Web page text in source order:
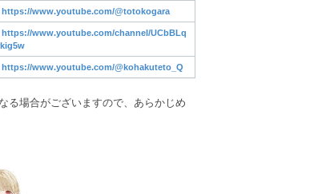
https://www.youtube.com/@totokogara
https://www.youtube.com/channel/UCbBLq
https://www.youtube.com/@kohakuteto_Q
る場合がございますので、あらかじめ